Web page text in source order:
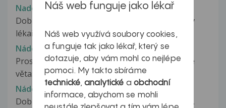
Nador
Dobrý den, mám prosbu. Byl jsem u urologa a v
lékařské zprávě mám napsáno toto:...
Nádor
Prosím můžete mi odpovědět co znamená tahle
věta:VYSOCE SUSP.TROMBÓZA SINUS...
Nádor
Dobry den, prosim o Vás názor z vysledku krve,
Náš web funguje jako lékař
Náš web využívá soubory cookies,
a funguje tak jako lékař, který se
dotazuje, aby vám mohl co nejlépe
pomoci. My takto sbíráme
technické,analytické a obchodní
informace, abychom se mohli